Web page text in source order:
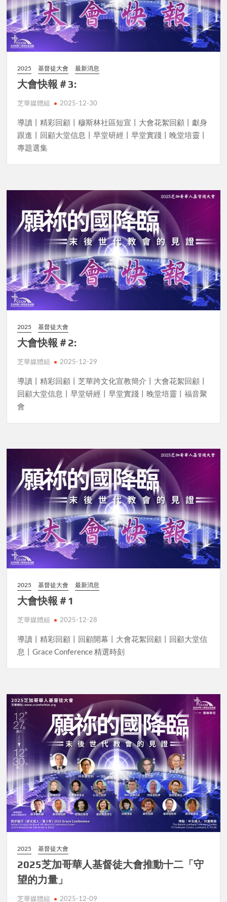
2025 基督徒大會 最新消息
大會快報＃3:
芝華媒體組 2025-12-30
導讀丨精彩回顧丨穆斯林社區短宣丨大會花絮回顧丨獻身
跟進丨回顧大堂信息丨早堂研經丨早堂實踐丨晚堂培靈丨
專題選集
2025 基督徒大會
大會快報＃2:
芝華媒體組 2025-12-29
導讀丨精彩回顧丨芝華跨文化宣教簡介丨大會花絮回顧丨
回顧大堂信息丨早堂研經丨早堂實踐丨晚堂培靈丨福音聚
會
2025 基督徒大會 最新消息
大會快報＃1
芝華媒體組 2025-12-28
導讀丨精彩回顧丨回顧開幕丨大會花絮回顧丨回顧大堂信
息丨Grace Conference 精選時刻
2025 基督徒大會
2025芝加哥華人基督徒大會推動十二「守
望的力量」
芝華媒體組 2025-12-09